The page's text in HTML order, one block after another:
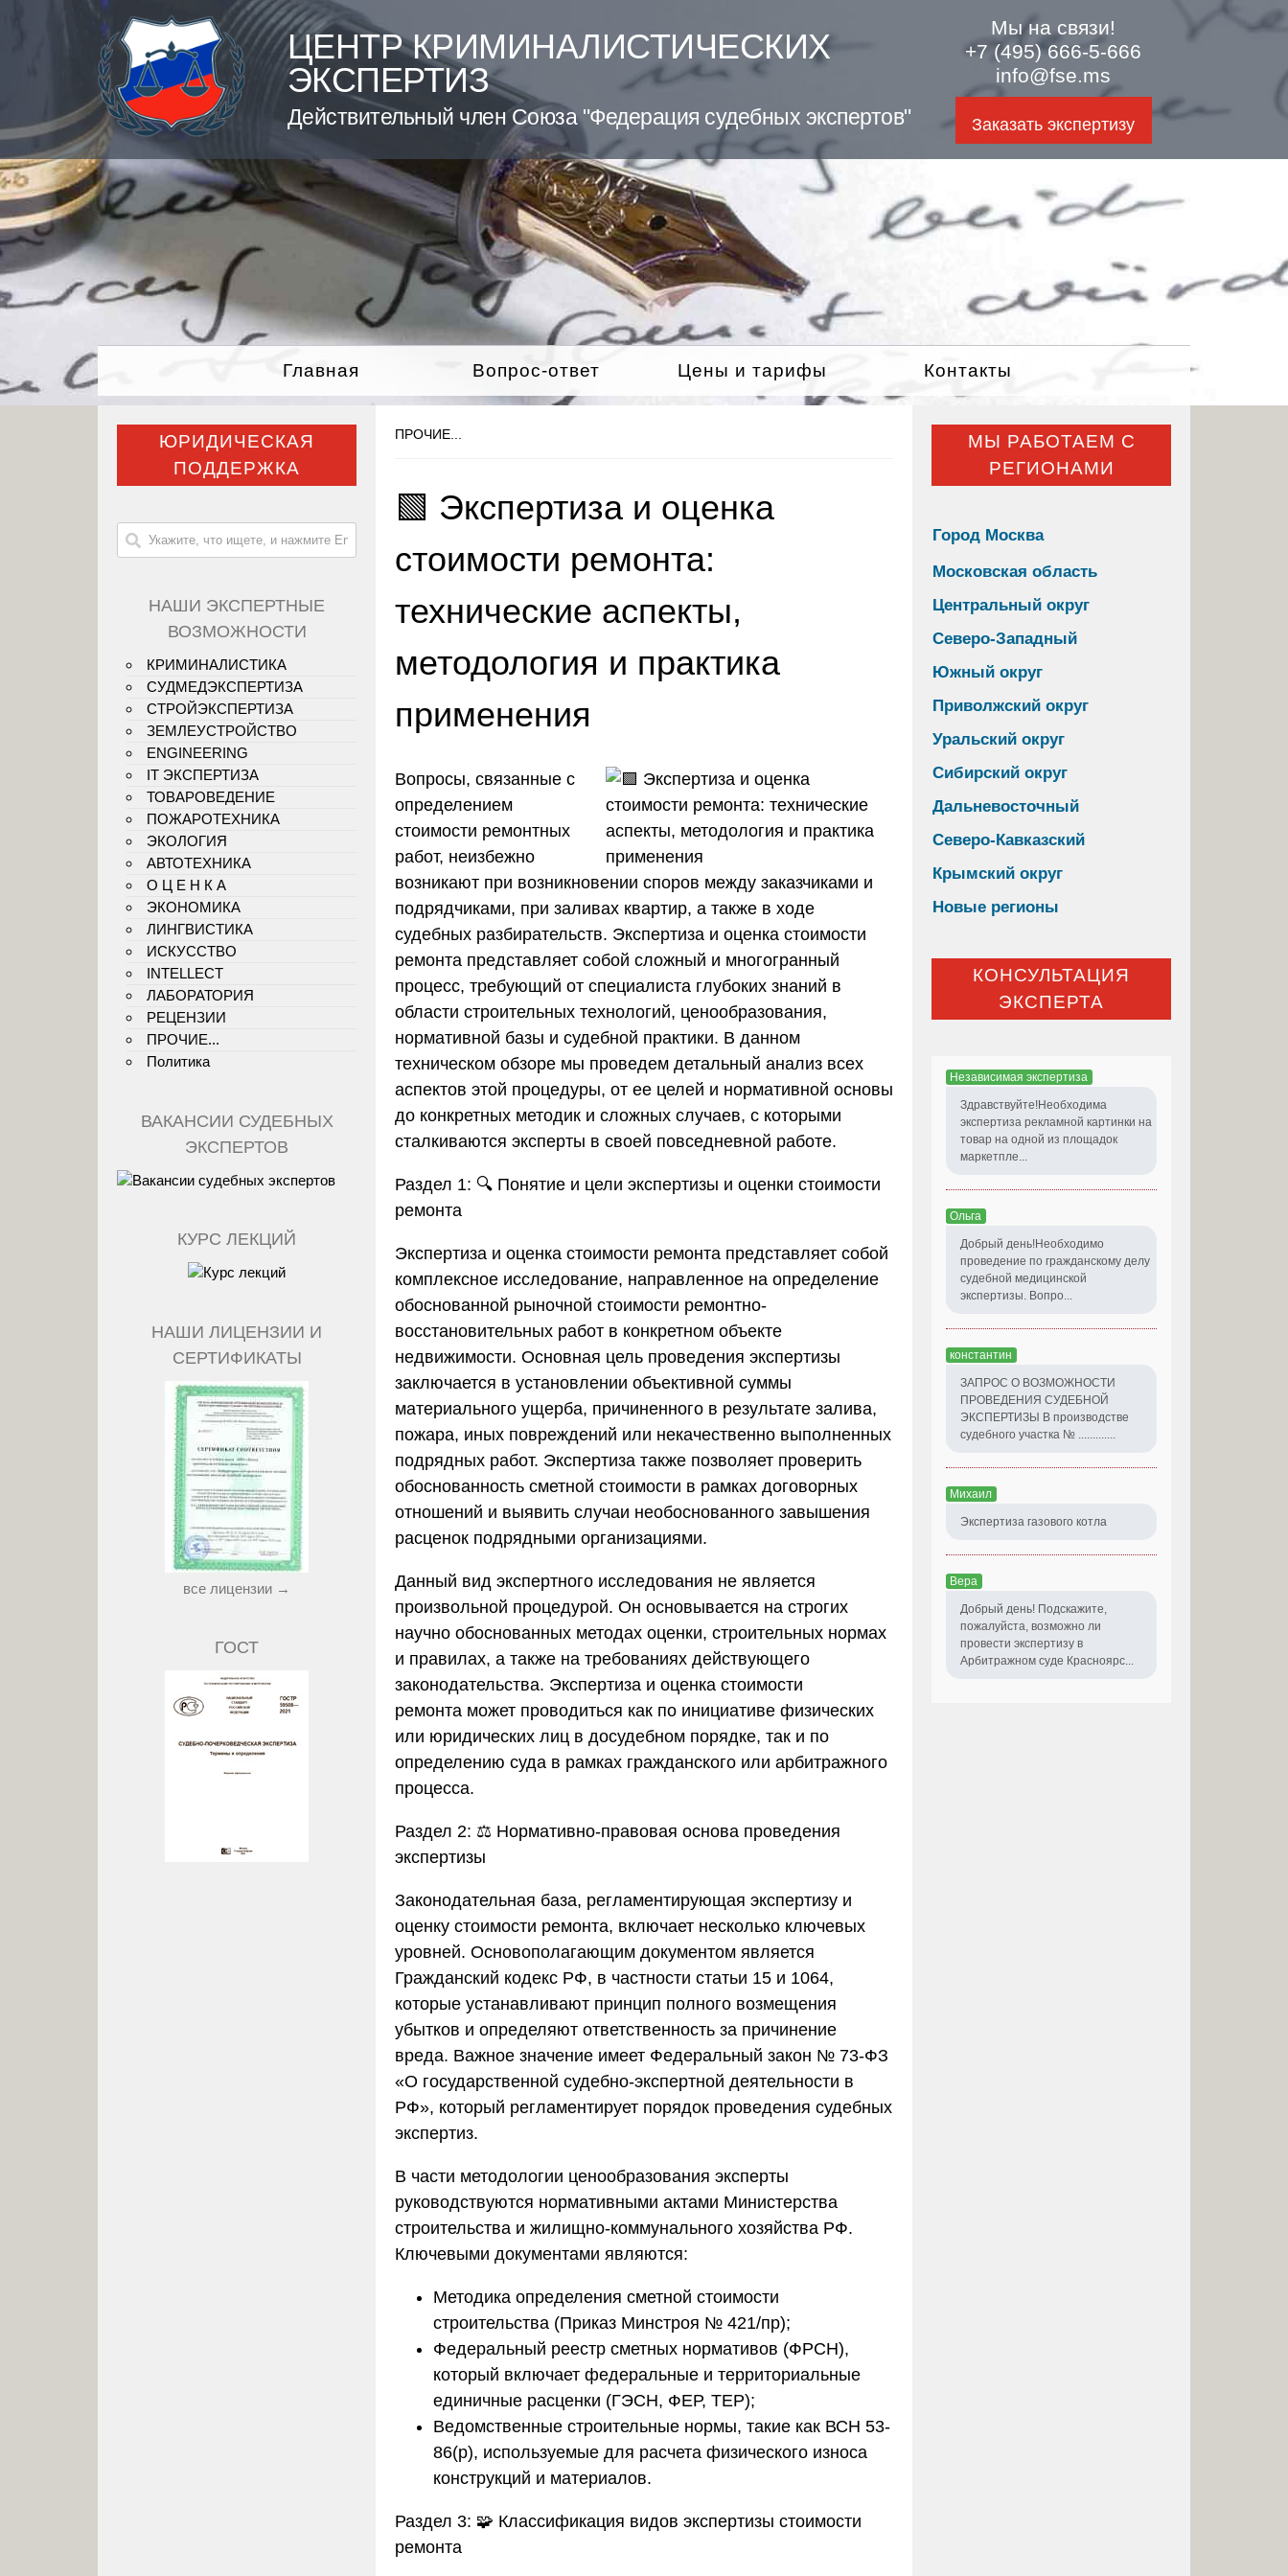
ЦЕНТР КРИМИНАЛИСТИЧЕСКИХ
ЭКСПЕРТИЗ
Действительный член Союза "Федерация судебных экспертов"
Мы на связи!
+7 (495) 666-5-666
info@fse.ms
Заказать экспертизу
Главная Вопрос-ответ Цены и тарифы Контакты
ПРОЧИЕ...
🟩 Экспертиза и оценка
стоимости ремонта:
технические аспекты,
методология и практика
применения
Вопросы, связанные с
определением
стоимости ремонтных
работ, неизбежно
возникают при возникновении споров между заказчиками и
подрядчиками, при заливах квартир, а также в ходе
судебных разбирательств. Экспертиза и оценка стоимости
ремонта представляет собой сложный и многогранный
процесс, требующий от специалиста глубоких знаний в
области строительных технологий, ценообразования,
нормативной базы и судебной практики. В данном
техническом обзоре мы проведем детальный анализ всех
аспектов этой процедуры, от ее целей и нормативной основы
до конкретных методик и сложных случаев, с которыми
сталкиваются эксперты в своей повседневной работе.
Раздел 1: 🔍 Понятие и цели экспертизы и оценки стоимости
ремонта
Экспертиза и оценка стоимости ремонта представляет собой
комплексное исследование, направленное на определение
обоснованной рыночной стоимости ремонтно-
восстановительных работ в конкретном объекте
недвижимости. Основная цель проведения экспертизы
заключается в установлении объективной суммы
материального ущерба, причиненного в результате залива,
пожара, иных повреждений или некачественно выполненных
подрядных работ. Экспертиза также позволяет проверить
обоснованность сметной стоимости в рамках договорных
отношений и выявить случаи необоснованного завышения
расценок подрядными организациями.
Данный вид экспертного исследования не является
произвольной процедурой. Он основывается на строгих
научно обоснованных методах оценки, строительных нормах
и правилах, а также на требованиях действующего
законодательства. Экспертиза и оценка стоимости
ремонта может проводиться как по инициативе физических
или юридических лиц в досудебном порядке, так и по
определению суда в рамках гражданского или арбитражного
процесса.
Раздел 2: ⚖️ Нормативно-правовая основа проведения
экспертизы
Законодательная база, регламентирующая экспертизу и
оценку стоимости ремонта, включает несколько ключевых
уровней. Основополагающим документом является
Гражданский кодекс РФ, в частности статьи 15 и 1064,
которые устанавливают принцип полного возмещения
убытков и определяют ответственность за причинение
вреда. Важное значение имеет Федеральный закон № 73-ФЗ
«О государственной судебно-экспертной деятельности в
РФ», который регламентирует порядок проведения судебных
экспертиз.
В части методологии ценообразования эксперты
руководствуются нормативными актами Министерства
строительства и жилищно-коммунального хозяйства РФ.
Ключевыми документами являются:
Методика определения сметной стоимости
строительства (Приказ Минстроя № 421/пр);
Федеральный реестр сметных нормативов (ФРСН),
который включает федеральные и территориальные
единичные расценки (ГЭСН, ФЕР, ТЕР);
Ведомственные строительные нормы, такие как ВСН 53-
86(р), используемые для расчета физического износа
конструкций и материалов.
Раздел 3: 🧩 Классификация видов экспертизы стоимости
ремонта
ЮРИДИЧЕСКАЯ
ПОДДЕРЖКА
НАШИ ЭКСПЕРТНЫЕ
ВОЗМОЖНОСТИ
КРИМИНАЛИСТИКА
СУДМЕДЭКСПЕРТИЗА
СТРОЙЭКСПЕРТИЗА
ЗЕМЛЕУСТРОЙСТВО
ENGINEERING
IT ЭКСПЕРТИЗА
ТОВАРОВЕДЕНИЕ
ПОЖАРОТЕХНИКА
ЭКОЛОГИЯ
АВТОТЕХНИКА
О Ц Е Н К А
ЭКОНОМИКА
ЛИНГВИСТИКА
ИСКУССТВО
INTELLECT
ЛАБОРАТОРИЯ
РЕЦЕНЗИИ
ПРОЧИЕ...
Политика
ВАКАНСИИ СУДЕБНЫХ
ЭКСПЕРТОВ
КУРС ЛЕКЦИЙ
НАШИ ЛИЦЕНЗИИ И
СЕРТИФИКАТЫ
все лицензии →
ГОСТ
МЫ РАБОТАЕМ С
РЕГИОНАМИ
Город Москва
Московская область
Центральный округ
Северо-Западный
Южный округ
Приволжский округ
Уральский округ
Сибирский округ
Дальневосточный
Северо-Кавказский
Крымский округ
Новые регионы
КОНСУЛЬТАЦИЯ
ЭКСПЕРТА
Независимая экспертиза
Здравствуйте!Необходима
экспертиза рекламной картинки на
товар на одной из площадок
маркетпле...
Ольга
Добрый день!Необходимо
проведение по гражданскому делу
судебной медицинской
экспертизы. Вопро...
константин
ЗАПРОС О ВОЗМОЖНОСТИ
ПРОВЕДЕНИЯ СУДЕБНОЙ
ЭКСПЕРТИЗЫ В производстве
судебного участка № .............
Михаил
Экспертиза газового котла
Вера
Добрый день! Подскажите,
пожалуйста, возможно ли
провести экспертизу в
Арбитражном суде Красноярс...